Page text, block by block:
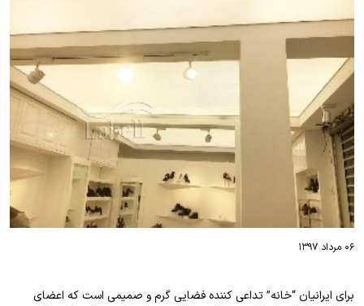
۰۶ مرداد ۱۳۹۷
برای ایرانیان “خانه” تداعی کننده فضایی گرم و صمیمی است که اعضای